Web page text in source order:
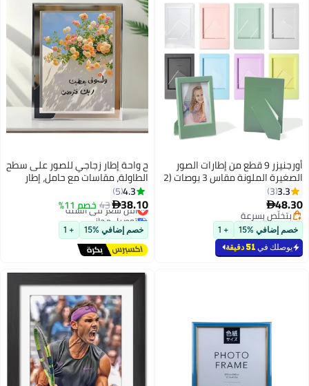
أورجنيزر 9 قطع من إطارات الصور
الصغيرة الملونة مقاس 3 بوصات (2
× 3 بوصات)، إطارات صور صغيرة
بإطار فيلم صغير لعرض سطح
الطاولة
3.3
3
48.30
بتخلّص بسرعة
بتخلّص بسرعة
خصم إضافي %15 + 1
يوصلك في 51 دقيقة
ح واحة إطار زجاجي للصور على سطح
الطاولة، مقاسات مع حامل، إطار
سم، تصميم باقة وبركة، هدية
مثالية
4.3
5
38.10
43 خصم 11%
أقل سعر في السنة
توصيل مجاني
أقل سعر في السنة
خصم إضافي %15 + 1